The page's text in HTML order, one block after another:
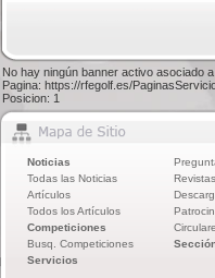
No hay ningún banner activo asociado
Pagina: https://rfegolf.es/
Posicion: 1
Noticias
Todas las Noticias
Artículos
Todos los Artículos
Competiciones
Busq. Competiciones
Servicios